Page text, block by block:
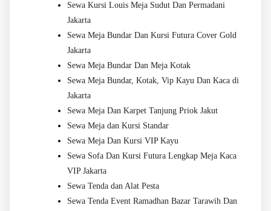
Sewa Kursi Louis Meja Sudut Dan Permadani
Jakarta
Sewa Meja Bundar Dan Kursi Futura Cover Gold
Jakarta
Sewa Meja Bundar Dan Meja Kotak
Sewa Meja Bundar, Kotak, Vip Kayu Dan Kaca di
Jakarta
Sewa Meja Dan Karpet Tanjung Priok Jakut
Sewa Meja dan Kursi Standar
Sewa Meja Dan Kursi VIP Kayu
Sewa Sofa Dan Kursi Futura Lengkap Meja Kaca
VIP Jakarta
Sewa Tenda dan Alat Pesta
Sewa Tenda Event Ramadhan Bazar Tarawih Dan